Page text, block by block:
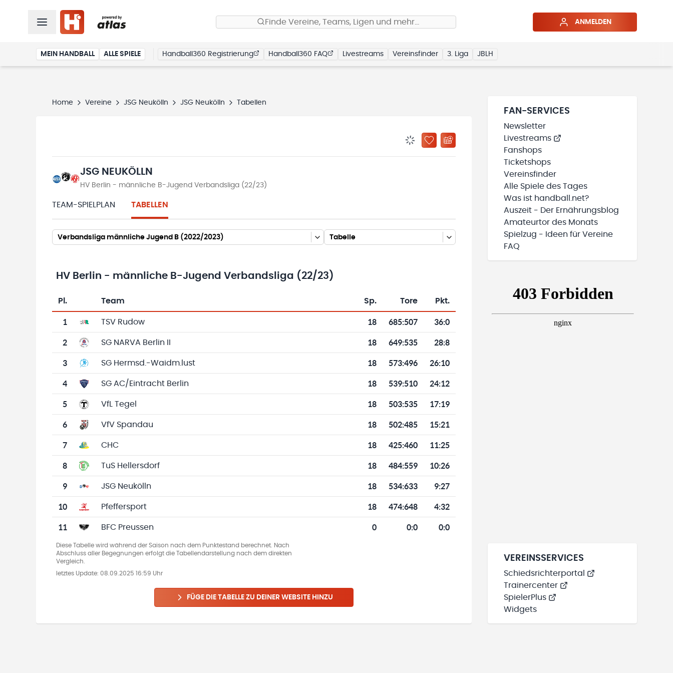
Finde Vereine, Teams, Ligen und mehr… ANMELDEN
MEIN HANDBALL ALLE SPIELE Handball360 Registrierung Handball360 FAQ Livestreams Vereinsfinder 3. Liga JBLH
Home Vereine JSG Neukölln JSG Neukölln Tabellen
BENACHRICHTIGUNGSSTATUS WIRD GELADEN
ZU „MEINE TEAMS“ HINZUFÜGEN
JSG NEUKÖLLN
HV Berlin - männliche B-Jugend Verbandsliga (22/23)
TEAM-SPIELPLAN TABELLEN
Verbandsliga männliche Jugend B (2022/2023) Tabelle
HV Berlin - männliche B-Jugend Verbandsliga (22/23)
Tabelle mit Vereinsplatzierungen, Spielen, Toren und Punkten
Pl. Team Sp. Tore Pkt.
1 TSV Rudow 18 685:507 36:0
2 SG NARVA Berlin II 18 649:535 28:8
3 SG Hermsd.-Waidm.lust 18 573:496 26:10
4 SG AC/Eintracht Berlin 18 539:510 24:12
5 VfL Tegel 18 503:535 17:19
6 VfV Spandau 18 502:485 15:21
7 CHC 18 425:460 11:25
8 TuS Hellersdorf 18 484:559 10:26
9 JSG Neukölln 18 534:633 9:27
10 Pfeffersport 18 474:648 4:32
11 BFC Preussen 0 0:0 0:0
Diese Tabelle wird während der Saison nach dem Punktestand berechnet. Nach
Abschluss aller Begegnungen erfolgt die Tabellendarstellung nach dem direkten
Vergleich.
letztes Update: 08.09.2025 16:59 Uhr
FÜGE DIE TABELLE ZU DEINER WEBSITE HINZU
FAN-SERVICES
Newsletter
Livestreams
Fanshops
Ticketshops
Vereinsfinder
Alle Spiele des Tages
Was ist handball.net?
Auszeit - Der Ernährungsblog
Amateurtor des Monats
Spielzug - Ideen für Vereine
FAQ
VEREINSSERVICES
Schiedsrichterportal
Trainercenter
SpielerPlus
Widgets